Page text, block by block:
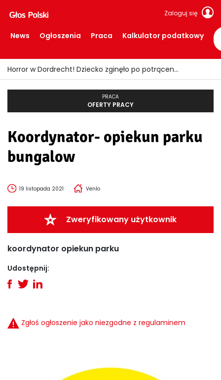
Zaloguj się
News Ogłoszenia Praca Kalkulator podatkowy
Horror w Dordrecht! Dziecko zginęło po potrąceniu przez busa
PRACA
OFERTY PRACY
Koordynator- opiekun parku
bungalow
19 listopada 2021 Venlo
Zweryfikowany użytkownik
koordynator opiekun parku
Udostępnij:
Zgłoś ogłoszenie jako niezgodne z regulaminem